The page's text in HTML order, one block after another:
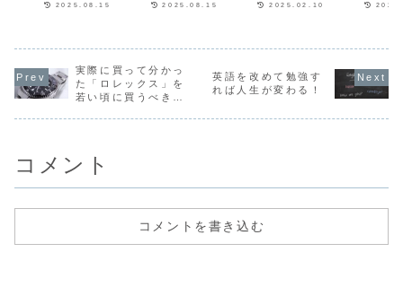
法をご紹介しま
る方はぜひ参考に
してみてくださ
い。資格試験の勉
強で重視するべき
2025.08.15
きたり、海外旅行
では英会話や
TOEIC、高校まで
の英語学習などの
勉強方法を紹介し
2025.08.15
などを解説しま
ール踊り子は、首
都圏〜伊豆を結ぶ
2025.02.10
色は記憶に
が新幹線の
や車窓風景
の選び方な
実際に買って分かっ
た「ロレックス」を
若い頃に買うべき理
英語を改めて勉強す
れば人生が変わる！
コメント
コメントを書き込む